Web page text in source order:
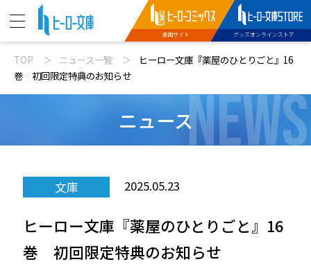
ニュース
コミックス配信
特設サイト
漫画サイト グッズオンラインストア
TOP ニュース一覧
ヒーロー文庫『薬屋のひとりごと』16
巻 初回限定特典のお知らせ
ニュースNEWS
文庫 2025.05.23
ヒーロー文庫『薬屋のひとりごと』16
巻 初回限定特典のお知らせ